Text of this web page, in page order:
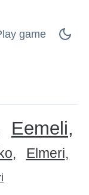
game
Eemeli
Elmeri